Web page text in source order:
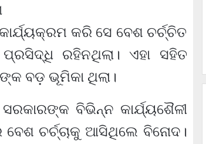
କରି ସେ ବେଶ ଚର୍ଚ୍ଚିତ
ରହିନଥିଲା। ଏହା ସହିତ
ବଡ଼ ଭୂମିକା ଥିଲା।
ବିଭିନ୍ନ କାର୍ଯ୍ୟଶୈଳୀ
ଚର୍ଚ୍ଚାକୁ ଆସିଥିଲେ ବିନୋଦ।